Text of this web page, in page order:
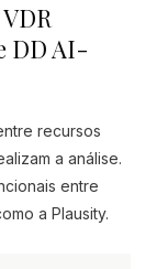
DD AI-
recursos
a análise.
entre
a Plausity.